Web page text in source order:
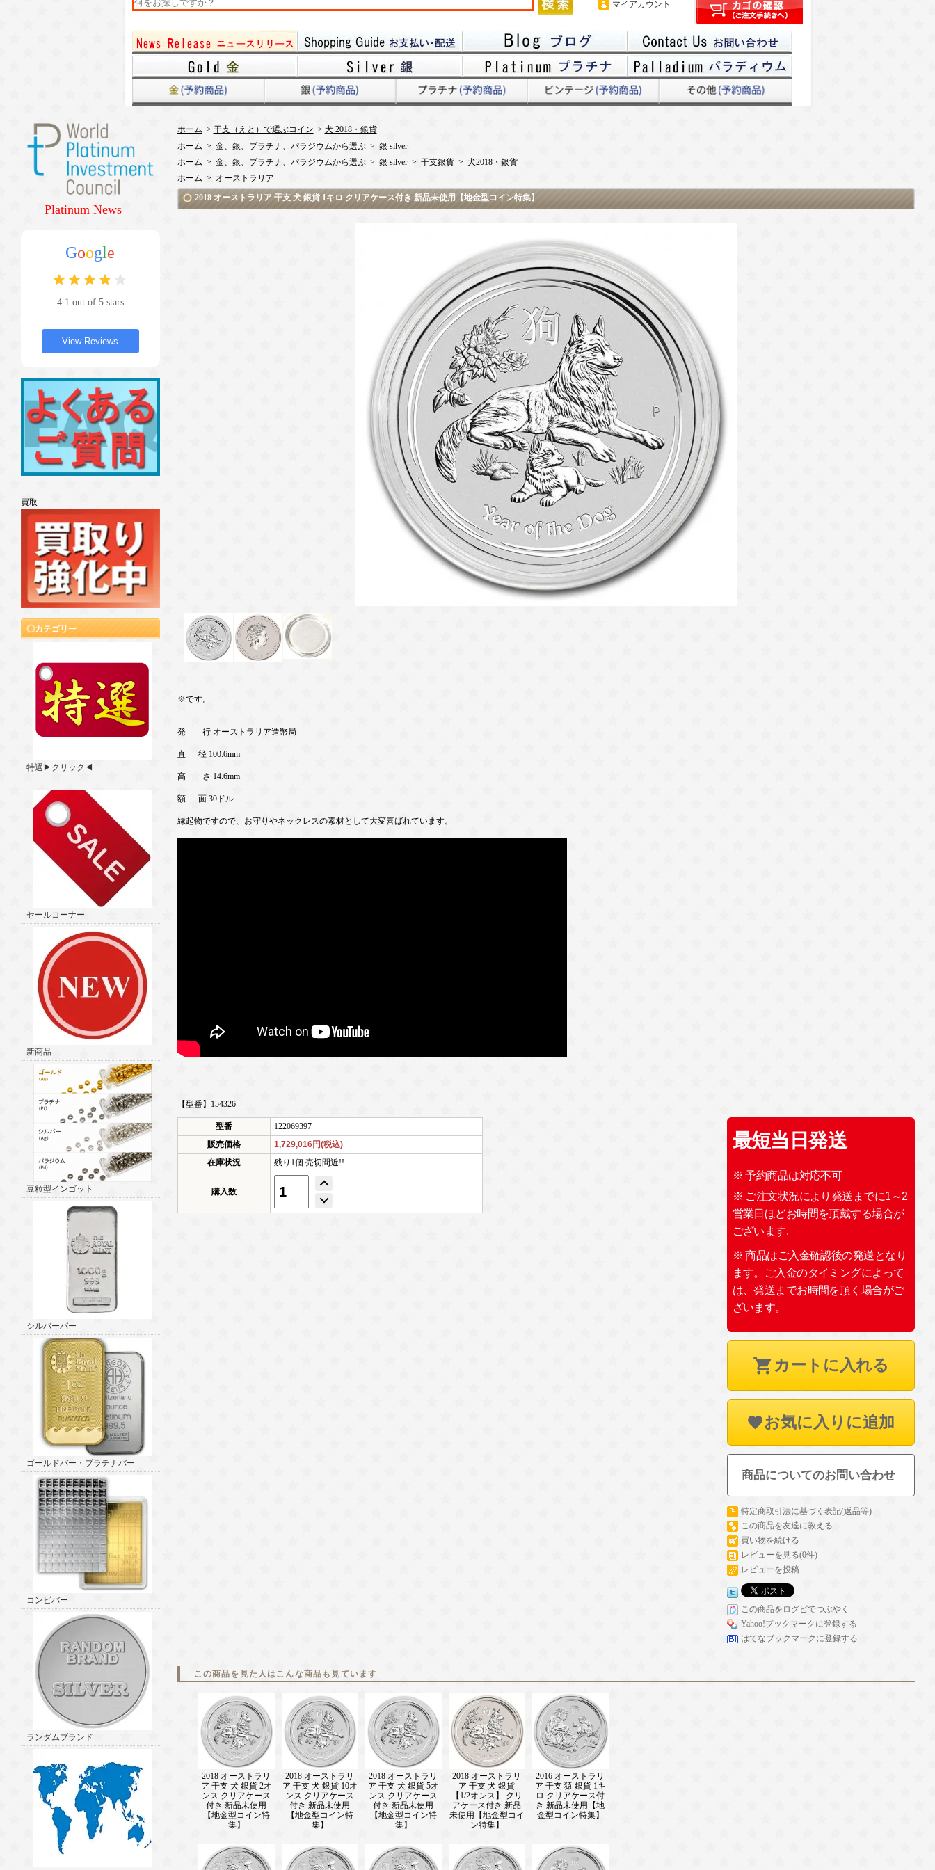
マイアカウント
Platinum News
Google
4.1 out of 5 stars
View Reviews
買取
カテゴリー
特選▶クリック◀
セールコーナー
新商品
豆粒型インゴット
シルバーバー
ゴールドバー・プラチナバー
コンビバー
ランダムブランド
ホーム > 干支（えと）で選ぶコイン > 犬 2018・銀貨
ホーム > 金、銀、プラチナ、パラジウムから選ぶ> 銀 silver
ホーム > 金、銀、プラチナ、パラジウムから選ぶ> 銀 silver> 干支銀貨> 犬2018・銀貨
ホーム > オーストラリア
2018 オーストラリア 干支 犬 銀貨 1キロ クリアケース付き 新品未使用【地金型コイン特集】
※です。
発 行 オーストラリア造幣局
直 径 100.6mm
高 さ 14.6mm
額 面 30ドル
縁起物ですので、お守りやネックレスの素材として大変喜ばれています。
【型番】154326
型番
122069397
販売価格
1,729,016円(税込)
在庫状況
残り1個 売切間近!!
購入数
最短当日発送
※ 予約商品は対応不可
※ ご注文状況により発送までに1～2
営業日ほどお時間を頂戴する場合が
ございます.
※ 商品はご入金確認後の発送となり
ます。ご入金のタイミングによって
は、発送までお時間を頂く場合がご
ざいます。
カートに入れる
お気に入りに追加
商品についてのお問い合わせ
特定商取引法に基づく表記(返品等)
この商品を友達に教える
買い物を続ける
レビューを見る(0件)
レビューを投稿
この商品をログピでつぶやく
Yahoo!ブックマークに登録する
はてなブックマークに登録する
この商品を見た人はこんな商品も見ています
2018 オーストラリ
ア 干支 犬 銀貨 2オ
ンス クリアケース
付き 新品未使用
【地金型コイン特
集】
2018 オーストラリ
ア 干支 犬 銀貨 10オ
ンス クリアケース
付き 新品未使用
【地金型コイン特
集】
2018 オーストラリ
ア 干支 犬 銀貨 5オ
ンス クリアケース
付き 新品未使用
【地金型コイン特
集】
2018 オーストラリ
ア 干支 犬 銀貨
【1/2オンス】 クリ
アケース付き 新品
未使用【地金型コイ
ン特集】
2016 オーストラリ
ア 干支 猿 銀貨 1キ
ロ クリアケース付
き 新品未使用【地
金型コイン特集】